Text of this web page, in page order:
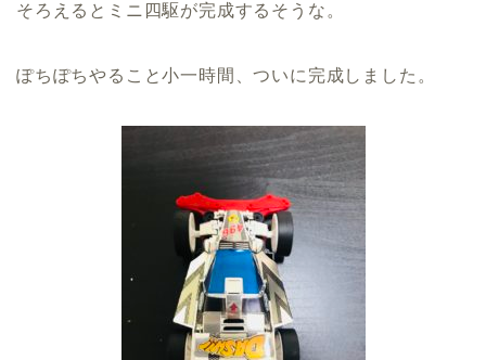
そろえるとミニ四駆が完成するそうな。
ぽちぽちやること小一時間、ついに完成しました。